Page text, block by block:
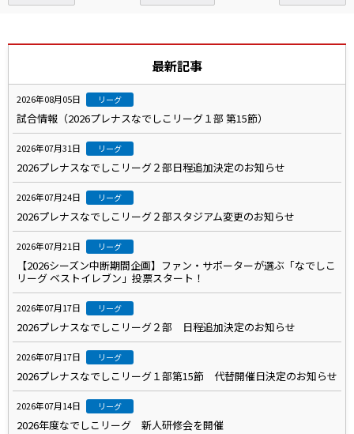
最新記事
2026年08月05日 リーグ
試合情報（2026プレナスなでしこリーグ１部 第15節）
2026年07月31日 リーグ
2026プレナスなでしこリーグ２部日程追加決定のお知らせ
2026年07月24日 リーグ
2026プレナスなでしこリーグ２部スタジアム変更のお知らせ
2026年07月21日 リーグ
【2026シーズン中断期間企画】ファン・サポーターが選ぶ「なでしこ
リーグ ベストイレブン」投票スタート！
2026年07月17日 リーグ
2026プレナスなでしこリーグ２部 日程追加決定のお知らせ
2026年07月17日 リーグ
2026プレナスなでしこリーグ１部第15節 代替開催日決定のお知らせ
2026年07月14日 リーグ
2026年度なでしこリーグ 新人研修会を開催